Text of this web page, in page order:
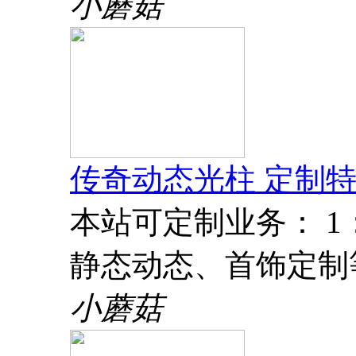
传奇动态光柱 定制
本站可定制业务： 1
静态动态、首饰定
小蘑菇